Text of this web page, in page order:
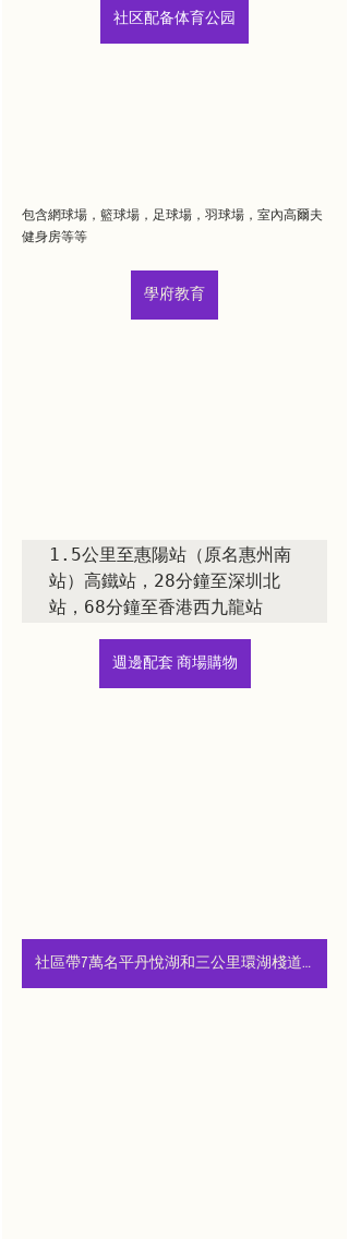
社区配备体育公园
包含網球場，籃球場，足球場，羽球場，室內高爾夫
健身房等等
學府教育
1.5公里至惠陽站（原名惠州南
站）高鐵站，28分鐘至深圳北
站，68分鐘至香港西九龍站
週邊配套 商場購物
社區帶7萬名平丹悅湖和三公里環湖棧道，環境優美，社區高端